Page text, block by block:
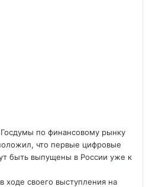
по финансовому рынку
что первые цифровые
быть выпущены в России уже к
ходе своего выступления на